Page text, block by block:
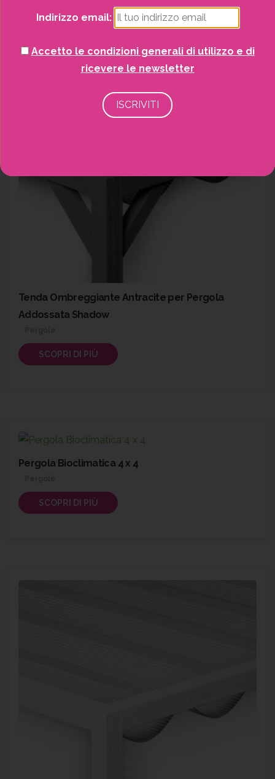
Tenda Ombreggiante Antracite per Pergola
Addossata Shadow
SCOPRI DI PIÙ
Pergola Bioclimatica 4 x 4
SCOPRI DI PIÙ
Indirizzo email:
Accetto le condizioni generali di utilizzo e di
ricevere le newsletter